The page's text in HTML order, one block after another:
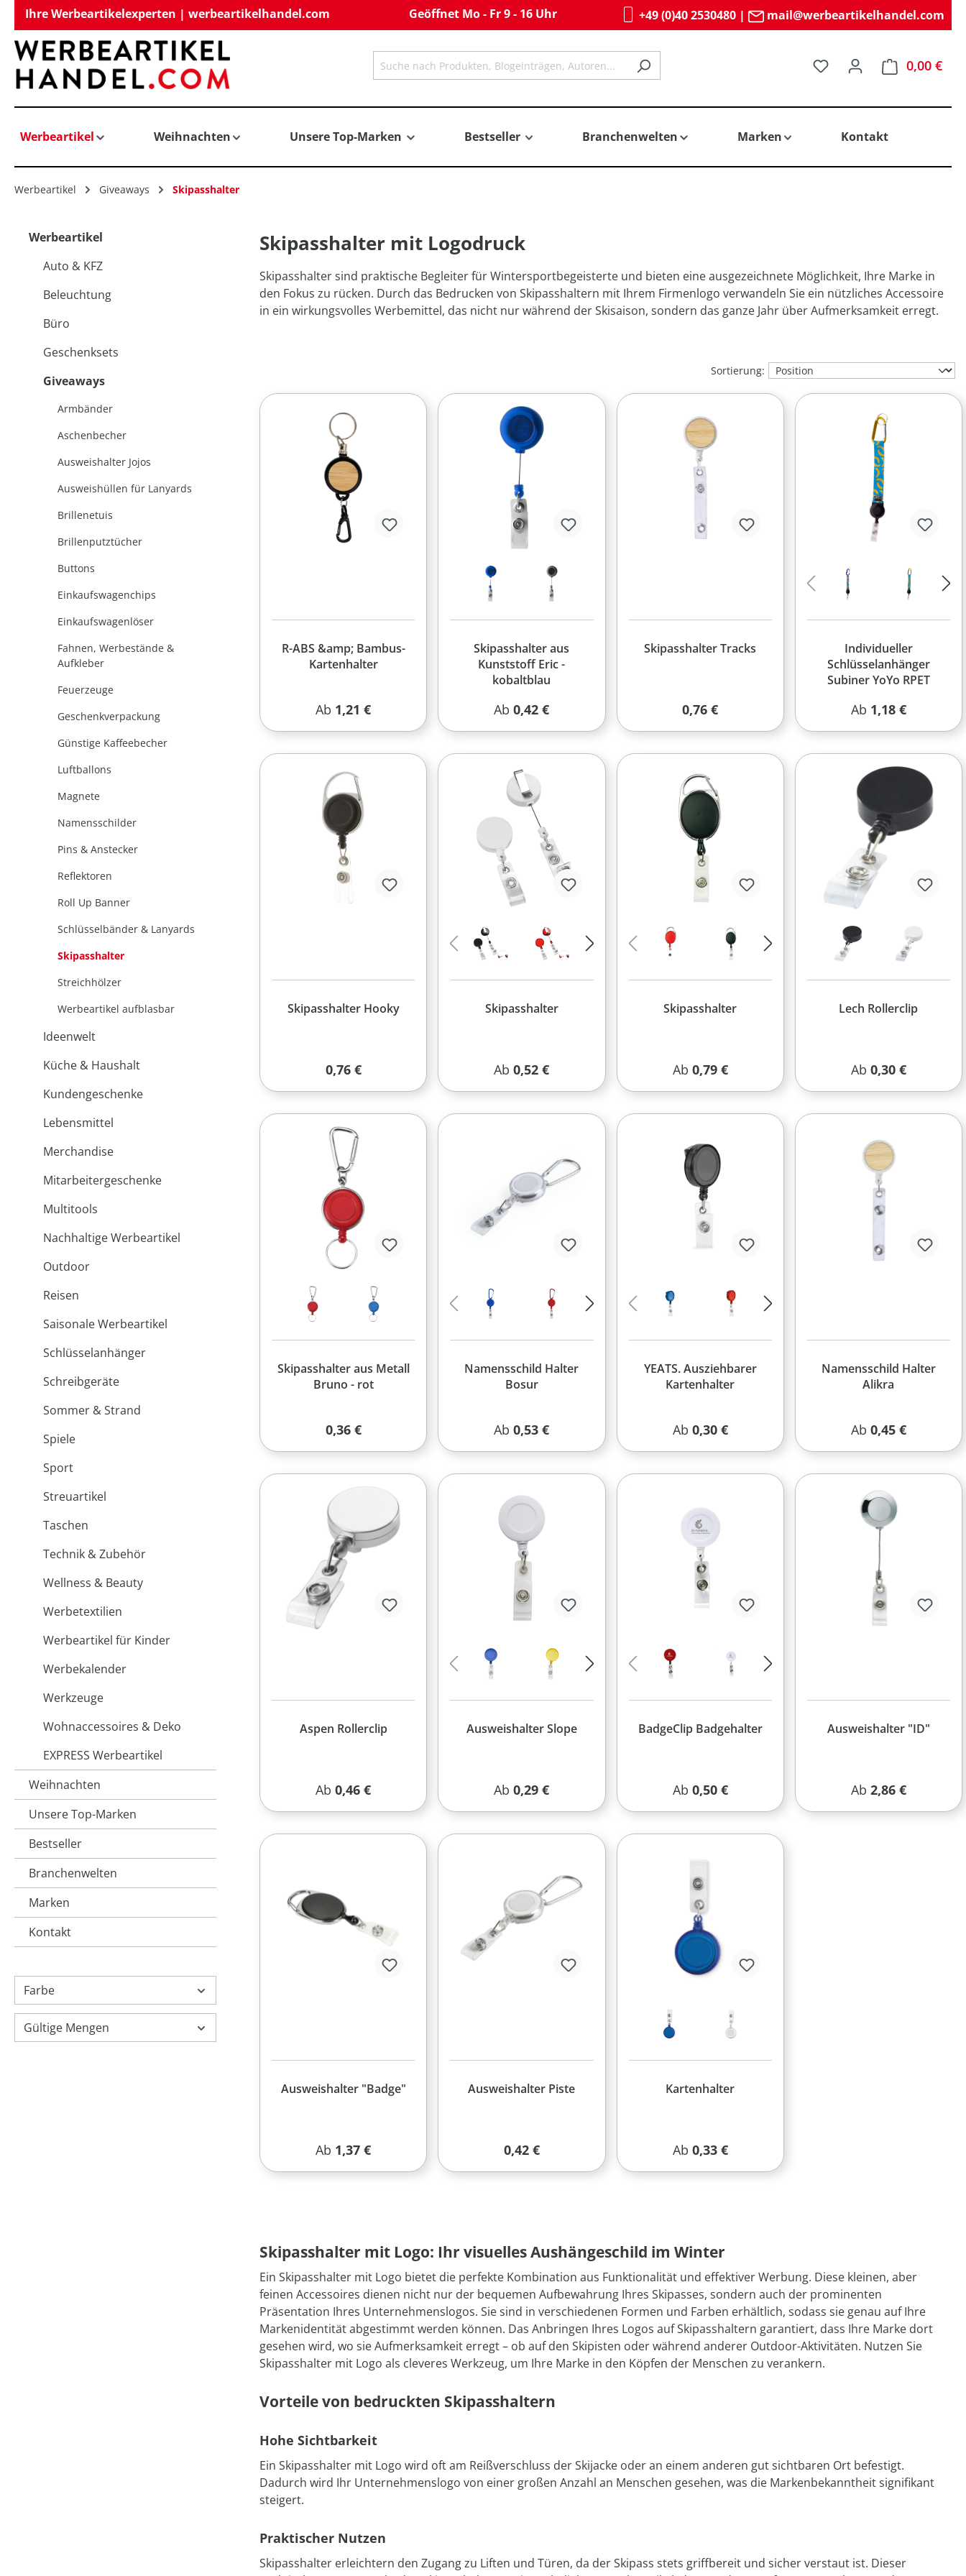
Zur Hauptnavigation springen
Ihre Werbeartikelexperten | werbeartikelhandel.com Geöffnet Mo - Fr 9 - 16 Uhr +49 (0)40 2530480| mail@werbeartikelhandel.com
Du hast 0 Produkte auf
0,00 €
Werbeartikel Weihnachten Unsere Top-Marken Bestseller Branchenwelten Marken Kontakt
Werbeartikel Giveaways Skipasshalter
Skipasshalter mit Logodruck
Skipasshalter sind praktische Begleiter für Wintersportbegeisterte und bieten eine ausgezeichnete Möglichkeit, Ihre Marke in
den Fokus zu rücken. Durch das Bedrucken von Skipasshaltern mit Ihrem Firmenlogo verwandeln Sie ein nützliches Accessoire
in ein wirkungsvolles Werbemittel, das nicht nur während der Skisaison, sondern das ganze Jahr über Aufmerksamkeit erregt.
Sortierung:
R-ABS &amp; Bambus-
Kartenhalter
Regulärer Preis:
Ab 1,21 €
Skipasshalter aus
Kunststoff Eric -
kobaltblau
Regulärer Preis:
Ab0,42 €
Skipasshalter Tracks
Regulärer Preis:
0,76 €
Individueller
Schlüsselanhänger
Subiner YoYo RPET
Regulärer Preis:
Ab 1,18 €
Skipasshalter Hooky
Regulärer Preis:
0,76 €
Skipasshalter
Regulärer Preis:
Ab0,52 €
Skipasshalter
Regulärer Preis:
Ab 0,79 €
Lech Rollerclip
Regulärer Preis:
Ab 0,30 €
Skipasshalter aus Metall
Bruno - rot
Regulärer Preis:
0,36 €
Namensschild Halter
Bosur
Regulärer Preis:
Ab0,53 €
YEATS. Ausziehbarer
Kartenhalter
Regulärer Preis:
Ab 0,30 €
Namensschild Halter
Alikra
Regulärer Preis:
Ab 0,45 €
Aspen Rollerclip
Regulärer Preis:
Ab0,46 €
Ausweishalter Slope
Regulärer Preis:
Ab0,29 €
BadgeClip Badgehalter
Regulärer Preis:
Ab 0,50 €
Ausweishalter "ID"
Regulärer Preis:
Ab 2,86 €
Ausweishalter "Badge"
Regulärer Preis:
Ab 1,37 €
Ausweishalter Piste
Regulärer Preis:
0,42 €
Kartenhalter
Regulärer Preis:
Ab 0,33 €
Skipasshalter mit Logo: Ihr visuelles Aushängeschild im Winter
Ein Skipasshalter mit Logo bietet die perfekte Kombination aus Funktionalität und effektiver Werbung. Diese kleinen, aber
feinen Accessoires dienen nicht nur der bequemen Aufbewahrung Ihres Skipasses, sondern auch der prominenten
Präsentation Ihres Unternehmenslogos. Sie sind in verschiedenen Formen und Farben erhältlich, sodass sie genau auf Ihre
Markenidentität abgestimmt werden können. Das Anbringen Ihres Logos auf Skipasshaltern garantiert, dass Ihre Marke dort
gesehen wird, wo sie Aufmerksamkeit erregt – ob auf den Skipisten oder während anderer Outdoor-Aktivitäten. Nutzen Sie
Skipasshalter mit Logo als cleveres Werkzeug, um Ihre Marke in den Köpfen der Menschen zu verankern.
Vorteile von bedruckten Skipasshaltern
Hohe Sichtbarkeit
Ein Skipasshalter mit Logo wird oft am Reißverschluss der Skijacke oder an einem anderen gut sichtbaren Ort befestigt.
Dadurch wird Ihr Unternehmenslogo von einer großen Anzahl an Menschen gesehen, was die Markenbekanntheit signifikant
steigert.
Praktischer Nutzen
Skipasshalter erleichtern den Zugang zu Liften und Türen, da der Skipass stets griffbereit und sicher verstaut ist. Dieser
Werbeartikel
Auto & KFZ
Beleuchtung
Büro
Geschenksets
Giveaways
Armbänder
Aschenbecher
Ausweishalter Jojos
Ausweishüllen für Lanyards
Brillenetuis
Brillenputztücher
Buttons
Einkaufswagenchips
Einkaufswagenlöser
Fahnen, Werbestände &
Aufkleber
Feuerzeuge
Geschenkverpackung
Günstige Kaffeebecher
Luftballons
Magnete
Namensschilder
Pins & Anstecker
Reflektoren
Roll Up Banner
Schlüsselbänder & Lanyards
Skipasshalter
Streichhölzer
Werbeartikel aufblasbar
Ideenwelt
Küche & Haushalt
Kundengeschenke
Lebensmittel
Merchandise
Mitarbeitergeschenke
Multitools
Nachhaltige Werbeartikel
Outdoor
Reisen
Saisonale Werbeartikel
Schlüsselanhänger
Schreibgeräte
Sommer & Strand
Spiele
Sport
Streuartikel
Taschen
Technik & Zubehör
Wellness & Beauty
Werbetextilien
Werbeartikel für Kinder
Werbekalender
Werkzeuge
Wohnaccessoires & Deko
EXPRESS Werbeartikel
Weihnachten
Unsere Top-Marken
Bestseller
Branchenwelten
Marken
Kontakt
Farbe
Gültige Mengen